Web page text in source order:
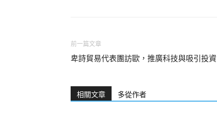
前一篇文章
卑詩貿易代表團訪歐，推廣科技與吸引投資
相關文章 多從作者